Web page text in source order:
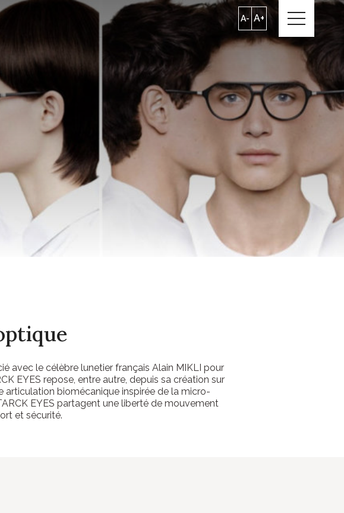
A- A+
avec le célèbre lunetier français Alain MIKLI pour
EYES repose, entre autre, depuis sa création sur
biomécanique inspirée de la micro-
EYES partagent une liberté de mouvement
et sécurité.